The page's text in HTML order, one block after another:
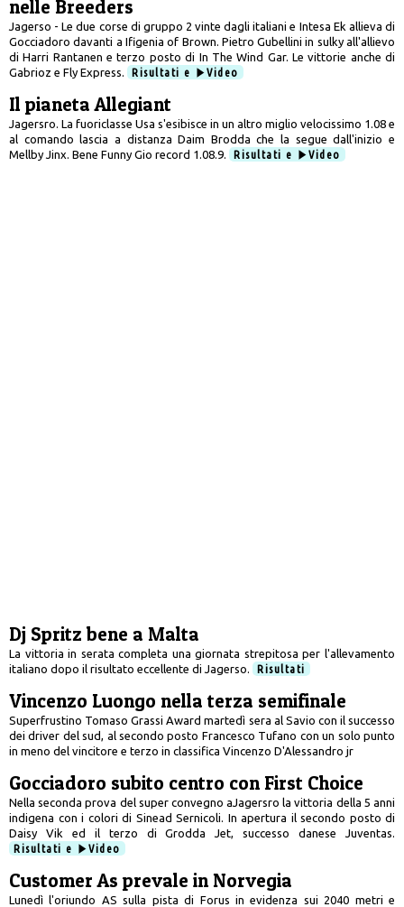
nelle Breeders
Jagerso - Le due corse di gruppo 2 vinte dagli italiani e Intesa Ek allieva di
Gocciadoro davanti a Ifigenia of Brown. Pietro Gubellini in sulky all'allievo
di Harri Rantanen e terzo posto di In The Wind Gar. Le vittorie anche di
Gabrioz e Fly Express.
Risultati e Video
Il pianeta Allegiant
Jagersro. La fuoriclasse Usa s'esibisce in un altro miglio velocissimo 1.08 e
al comando lascia a distanza Daim Brodda che la segue dall'inizio e
Mellby Jinx. Bene Funny Gio record 1.08.9.
Risultati e Video
Dj Spritz bene a Malta
La vittoria in serata completa una giornata strepitosa per l'allevamento
italiano dopo il risultato eccellente di Jagerso.
Risultati
Vincenzo Luongo nella terza semifinale
Superfrustino Tomaso Grassi Award martedì sera al Savio con il successo
dei driver del sud, al secondo posto Francesco Tufano con un solo punto
in meno del vincitore e terzo in classifica Vincenzo D'Alessandro jr
Gocciadoro subito centro con First Choice
Nella seconda prova del super convegno aJagersro la vittoria della 5 anni
indigena con i colori di Sinead Sernicoli. In apertura il secondo posto di
Daisy Vik ed il terzo di Grodda Jet, successo danese Juventas.
Risultati e
Video
Customer As prevale in Norvegia
Lunedì l'oriundo AS sulla pista di Forus in evidenza sui 2040 metri e